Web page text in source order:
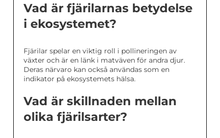
Vad är fjärilarnas betydelse
i ekosystemet?
Fjärilar spelar en viktig roll i pollineringen av
växter och är en länk i matväven för andra djur.
Deras närvaro kan också användas som en
indikator på ekosystemets hälsa.
Vad är skillnaden mellan
olika fjärilsarter?